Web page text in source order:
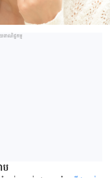
ពាណិជ្ជកម្ម
ប​